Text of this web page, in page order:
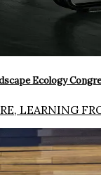
Ecology
LEARNING